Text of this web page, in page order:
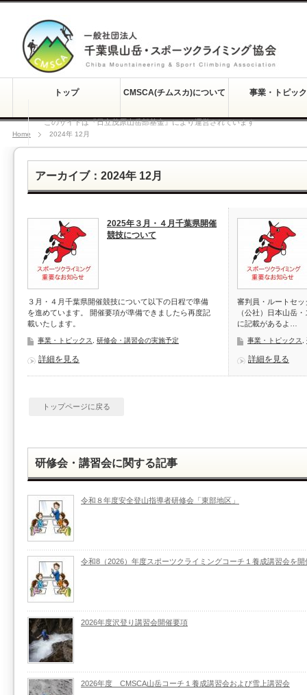
このサイトは『日立茂原山岳部基金』により運営されています
トップ CMSCA(チムスカ)について 事業・トピッ
Home 2024年 12月
アーカイブ：2024年 12月
2025年３月・４月千葉県開催
競技について
３月・４月千葉県開催競技について以下の日程で準備
を進めています。 開催要項が準備できましたら再度記
載いたします。
事業・トピックス 研修会・講習会の実施予定
詳細を見る
審判員・ルートセ
（公社）日本山岳
に記載があるよ…
事業・トピックス
詳細を見る
トップページに戻る
研修会・講習会に関する記事
令和８年度安全登山指導者研修会「東部地区」
令和8（2026）年度スポーツクライミングコーチ１養成講習会を開
2026年度沢登り講習会開催要項
2026年度 CMSCA山岳コーチ１養成講習会および雪上講習会